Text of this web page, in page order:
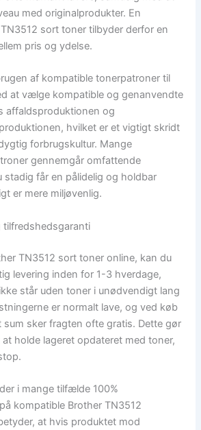
med originalprodukter. En
sort toner tilbyder derfor en
pris og ydelse.
af kompatible tonerpatroner til
at vælge kompatible og genanvendte
affaldsproduktionen og
hvilket er et vigtigt skridt
forbrugskultur. Mange
gennemgår omfattende
stadig får en pålidelig og holdbar
er mere miljøvenlig.
tilfredshedsgaranti
TN3512 sort toner online, kan du
levering inden for 1-3 hverdage,
står uden toner i unødvendigt lang
er normalt lave, og ved køb
sker fragten ofte gratis. Dette gør
holde lageret opdateret med toner,
i mange tilfælde 100%
kompatible Brother TN3512
at hvis produktet mod